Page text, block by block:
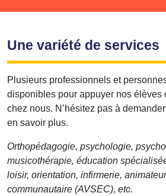
Une variété de services
Plusieurs professionnels et
disponibles pour appuyer nos élèves
chez nous. N’hésitez pas à
en savoir plus.
Orthopédagogie, psychologie,
musicothérapie, éducation
loisir, orientation, infirmerie,
communautaire (AVSEC), etc.